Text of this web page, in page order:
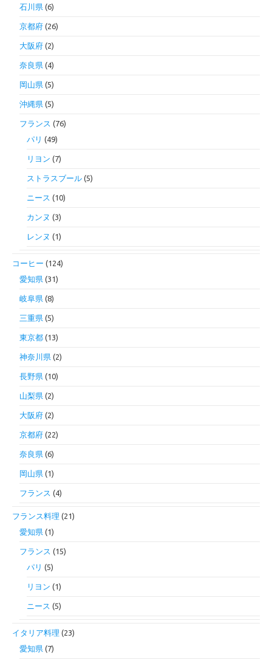
石川県 (6)
京都府 (26)
大阪府 (2)
奈良県 (4)
岡山県 (5)
沖縄県 (5)
フランス (76)
パリ (49)
リヨン (7)
ストラスブール (5)
ニース (10)
カンヌ (3)
レンヌ (1)
コーヒー (124)
愛知県 (31)
岐阜県 (8)
三重県 (5)
東京都 (13)
神奈川県 (2)
長野県 (10)
山梨県 (2)
大阪府 (2)
京都府 (22)
奈良県 (6)
岡山県 (1)
フランス (4)
フランス料理 (21)
愛知県 (1)
フランス (15)
パリ (5)
リヨン (1)
ニース (5)
イタリア料理 (23)
愛知県 (7)